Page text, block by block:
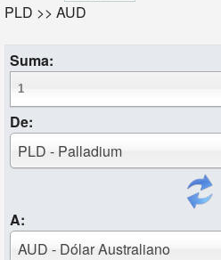
PLD >> AUD
Suma:
De:
PLD - Palladium
A:
AUD - Dólar Australiano